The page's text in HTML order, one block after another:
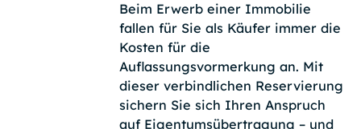
Beim Erwerb einer Immobilie
fallen für Sie als Käufer immer die
Kosten für die
Auflassungsvormerkung an. Mit
dieser verbindlichen Reservierung
sichern Sie sich Ihren Anspruch
auf Eigentumsübertragung – und